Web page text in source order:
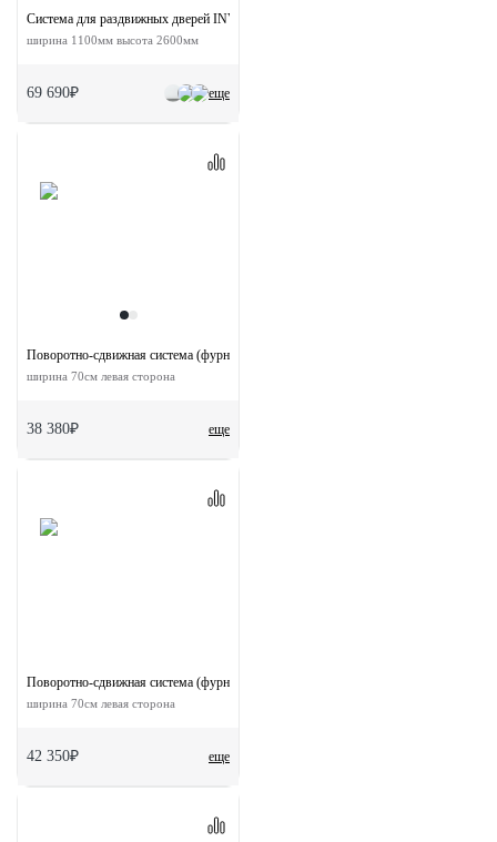
еще
Система для раздвижных дверей INVISIBLE-2 FRAME 1100/2600 AS
ширина 1100мм высота 2600мм
69 690₽
еще
Поворотно-сдвижная система (фурнитура) для дверей 180-TWICE LEFT 70
ширина 70см левая сторона
38 380₽
еще
Поворотно-сдвижная система (фурнитура) для дверей 90-TWICE LEFT 70
ширина 70см левая сторона
42 350₽